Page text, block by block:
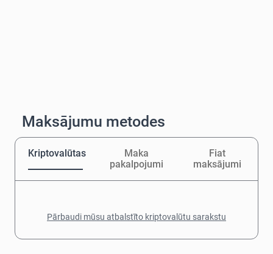
Maksājumu metodes
Kriptovalūtas
Maka
pakalpojumi
Fiat
maksājumi
Pārbaudi mūsu atbalstīto kriptovalūtu sarakstu